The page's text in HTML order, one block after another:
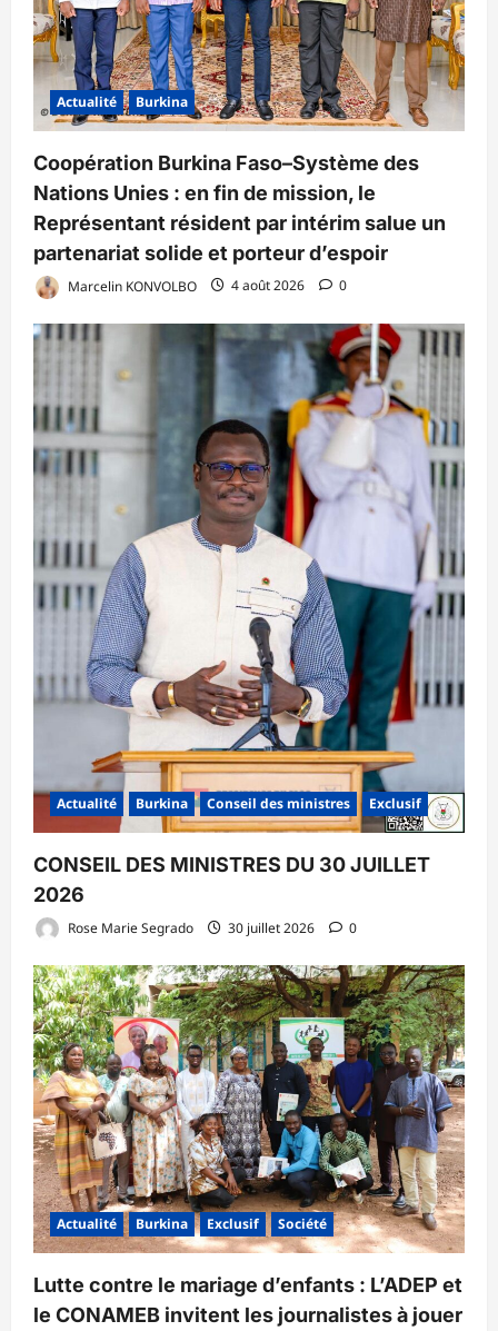
Actualité Burkina
Coopération Burkina Faso–Système des
Nations Unies : en fin de mission, le
Représentant résident par intérim salue un
partenariat solide et porteur d’espoir
Marcelin KONVOLBO 4 août 2026 0
Actualité Burkina Conseil des ministres Exclusif
CONSEIL DES MINISTRES DU 30 JUILLET
2026
Rose Marie Segrado 30 juillet 2026 0
Actualité Burkina Exclusif Société
Lutte contre le mariage d’enfants : L’ADEP et
le CONAMEB invitent les journalistes à jouer